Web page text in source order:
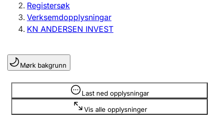
Enkeltpersonføretak
Registrere, endre, slette
Lag og foreining
Registrere, endre, slette
Registersøk
Verksemdopplysningar
KN ANDERSEN INVEST
Mørk bakgrunn
Last ned opplysningar
Vis alle opplysninger
Opplysninger er skjult